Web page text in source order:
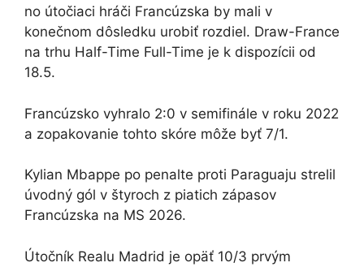
no útočiaci hráči Francúzska by mali v
konečnom dôsledku urobiť rozdiel. Draw-France
na trhu Half-Time Full-Time je k dispozícii od
18.5.
Francúzsko vyhralo 2:0 v semifinále v roku 2022
a zopakovanie tohto skóre môže byť 7/1.
Kylian Mbappe po penalte proti Paraguaju strelil
úvodný gól v štyroch z piatich zápasov
Francúzska na MS 2026.
Útočník Realu Madrid je opäť 10/3 prvým